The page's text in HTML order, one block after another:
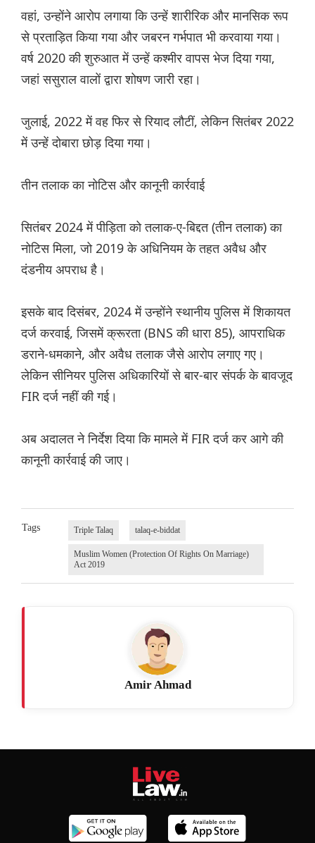
वहां, उन्होंने आरोप लगाया कि उन्हें शारीरिक और मानसिक रूप
से प्रताड़ित किया गया और जबरन गर्भपात भी करवाया गया।
वर्ष 2020 की शुरुआत में उन्हें कश्मीर वापस भेज दिया गया,
जहां ससुराल वालों द्वारा शोषण जारी रहा।
जुलाई, 2022 में वह फिर से रियाद लौटीं, लेकिन सितंबर 2022
में उन्हें दोबारा छोड़ दिया गया।
तीन तलाक का नोटिस और कानूनी कार्रवाई
सितंबर 2024 में पीड़िता को तलाक-ए-बिद्दत (तीन तलाक) का
नोटिस मिला, जो 2019 के अधिनियम के तहत अवैध और
दंडनीय अपराध है।
इसके बाद दिसंबर, 2024 में उन्होंने स्थानीय पुलिस में शिकायत
दर्ज करवाई, जिसमें क्रूरता (BNS की धारा 85), आपराधिक
डराने-धमकाने, और अवैध तलाक जैसे आरोप लगाए गए।
लेकिन सीनियर पुलिस अधिकारियों से बार-बार संपर्क के बावजूद
FIR दर्ज नहीं की गई।
अब अदालत ने निर्देश दिया कि मामले में FIR दर्ज कर आगे की
कानूनी कार्रवाई की जाए।
Tags Triple Talaq talaq-e-biddat
Muslim Women (Protection Of Rights On Marriage)
Act 2019
Amir Ahmad